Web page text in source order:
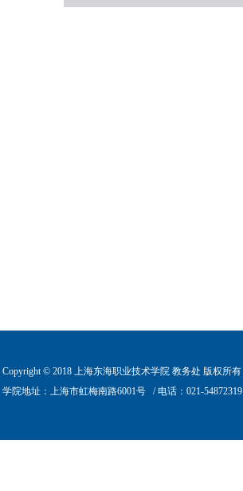
Copyright © 2018 上海东海职业技术学院 教务处 版权所有
学院地址：上海市虹梅南路6001号
/ 电话：021-54872319